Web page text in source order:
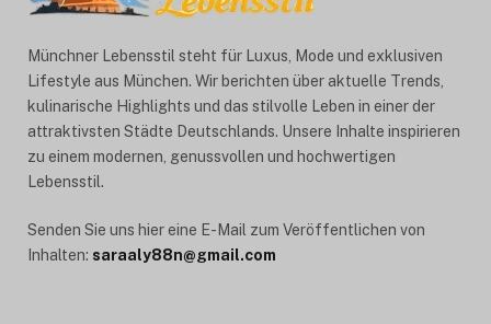
Münchner Lebensstil steht für Luxus, Mode und exklusiven
Lifestyle aus München. Wir berichten über aktuelle Trends,
kulinarische Highlights und das stilvolle Leben in einer der
attraktivsten Städte Deutschlands. Unsere Inhalte inspirieren
zu einem modernen, genussvollen und hochwertigen
Lebensstil.
Senden Sie uns hier eine E-Mail zum Veröffentlichen von
Inhalten: saraaly88n@gmail.com